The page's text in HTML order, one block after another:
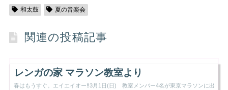
和太鼓 夏の音楽会
関連の投稿記事
レンガの家 マラソン教室より
春はもうすぐ。エイエイオー‼3月1日(日) 教室メンバー4名が東京マラソンに出